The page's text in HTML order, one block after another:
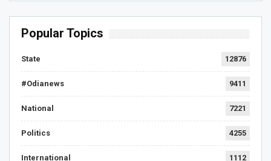
Popular Topics
State 12876
#Odianews 9411
National 7221
Politics 4255
International 1112